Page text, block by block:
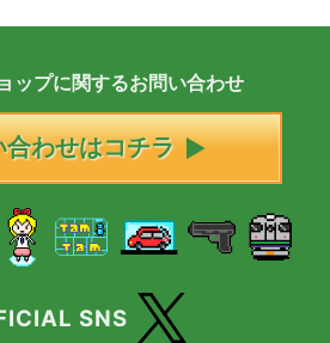
ップに関するお問い合わせ
合わせはコチラ
SNS